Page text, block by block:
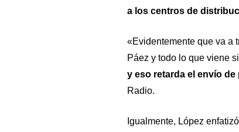
a los centros de
«Evidentemente que va a
Páez y todo lo que viene
y eso retarda el envío
Radio.
Igualmente, López